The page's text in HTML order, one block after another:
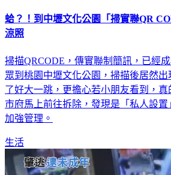
蛤？！到中壢文化公園「掃實聯QR
涼照
掃描QRCODE，傳實聯制簡訊，已經
眾到桃園中壢文化公園，掃描後居然
了好大一跳，更擔心若小朋友看到，真
市府馬上前往拆除，發現是「私人設
加強管理。
生活